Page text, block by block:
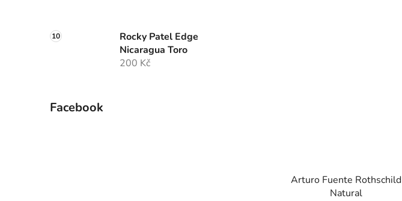
Rocky Patel Edge
Nicaragua Toro
200 Kč
Facebook
Arturo Fuente Rothschild
Natural